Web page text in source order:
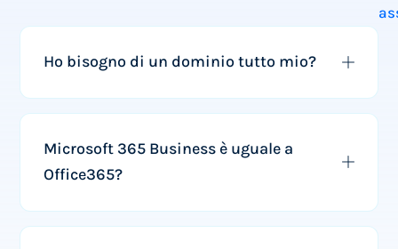
Ho bisogno di un dominio tutto mio?
Microsoft 365 Business è uguale a
Office365?